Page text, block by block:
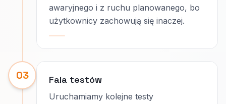
awaryjnego i z ruchu planowanego, bo
użytkownicy zachowują się inaczej.
03 Fala testów
Uruchamiamy kolejne testy